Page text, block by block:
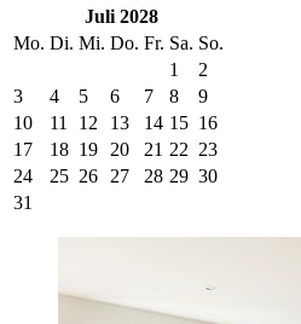
Juli 2028
Mo. Di. Mi. Do. Fr. Sa. So.
1
2
3
4 5 6 7 8
9
10
11 12 13 14 15 16
17
18 19 20 21 22 23
24
25 26 27 28 29 30
31